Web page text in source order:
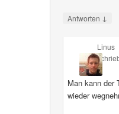
Antworten ↓
Linus
Man kann der
wieder